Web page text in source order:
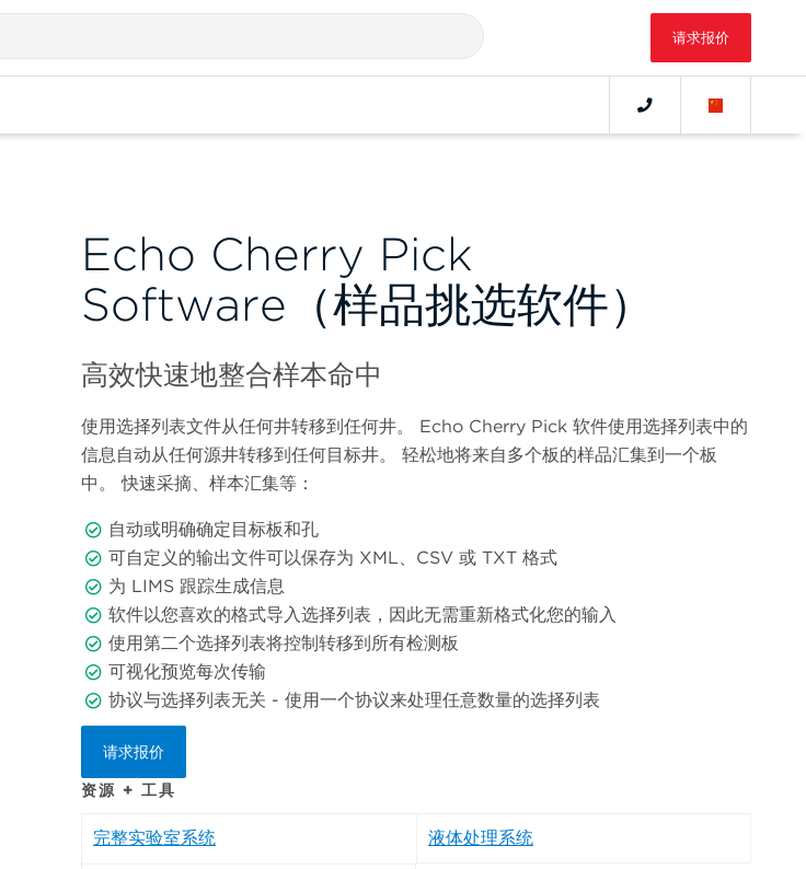
请求报价
Echo Cherry Pick
Software（样品挑选软件）
高效快速地整合样本命中
使用选择列表文件从任何井转移到任何井。 Echo Cherry Pick 软件使用选择列表中的
信息自动从任何源井转移到任何目标井。 轻松地将来自多个板的样品汇集到一个板
中。 快速采摘、样本汇集等：
自动或明确确定目标板和孔
可自定义的输出文件可以保存为 XML、CSV 或 TXT 格式
为 LIMS 跟踪生成信息
软件以您喜欢的格式导入选择列表，因此无需重新格式化您的输入
使用第二个选择列表将控制转移到所有检测板
可视化预览每次传输
协议与选择列表无关 - 使用一个协议来处理任意数量的选择列表
请求报价
资源 + 工具
完整实验室系统 液体处理系统